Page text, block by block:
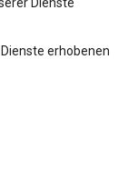
erhobenen